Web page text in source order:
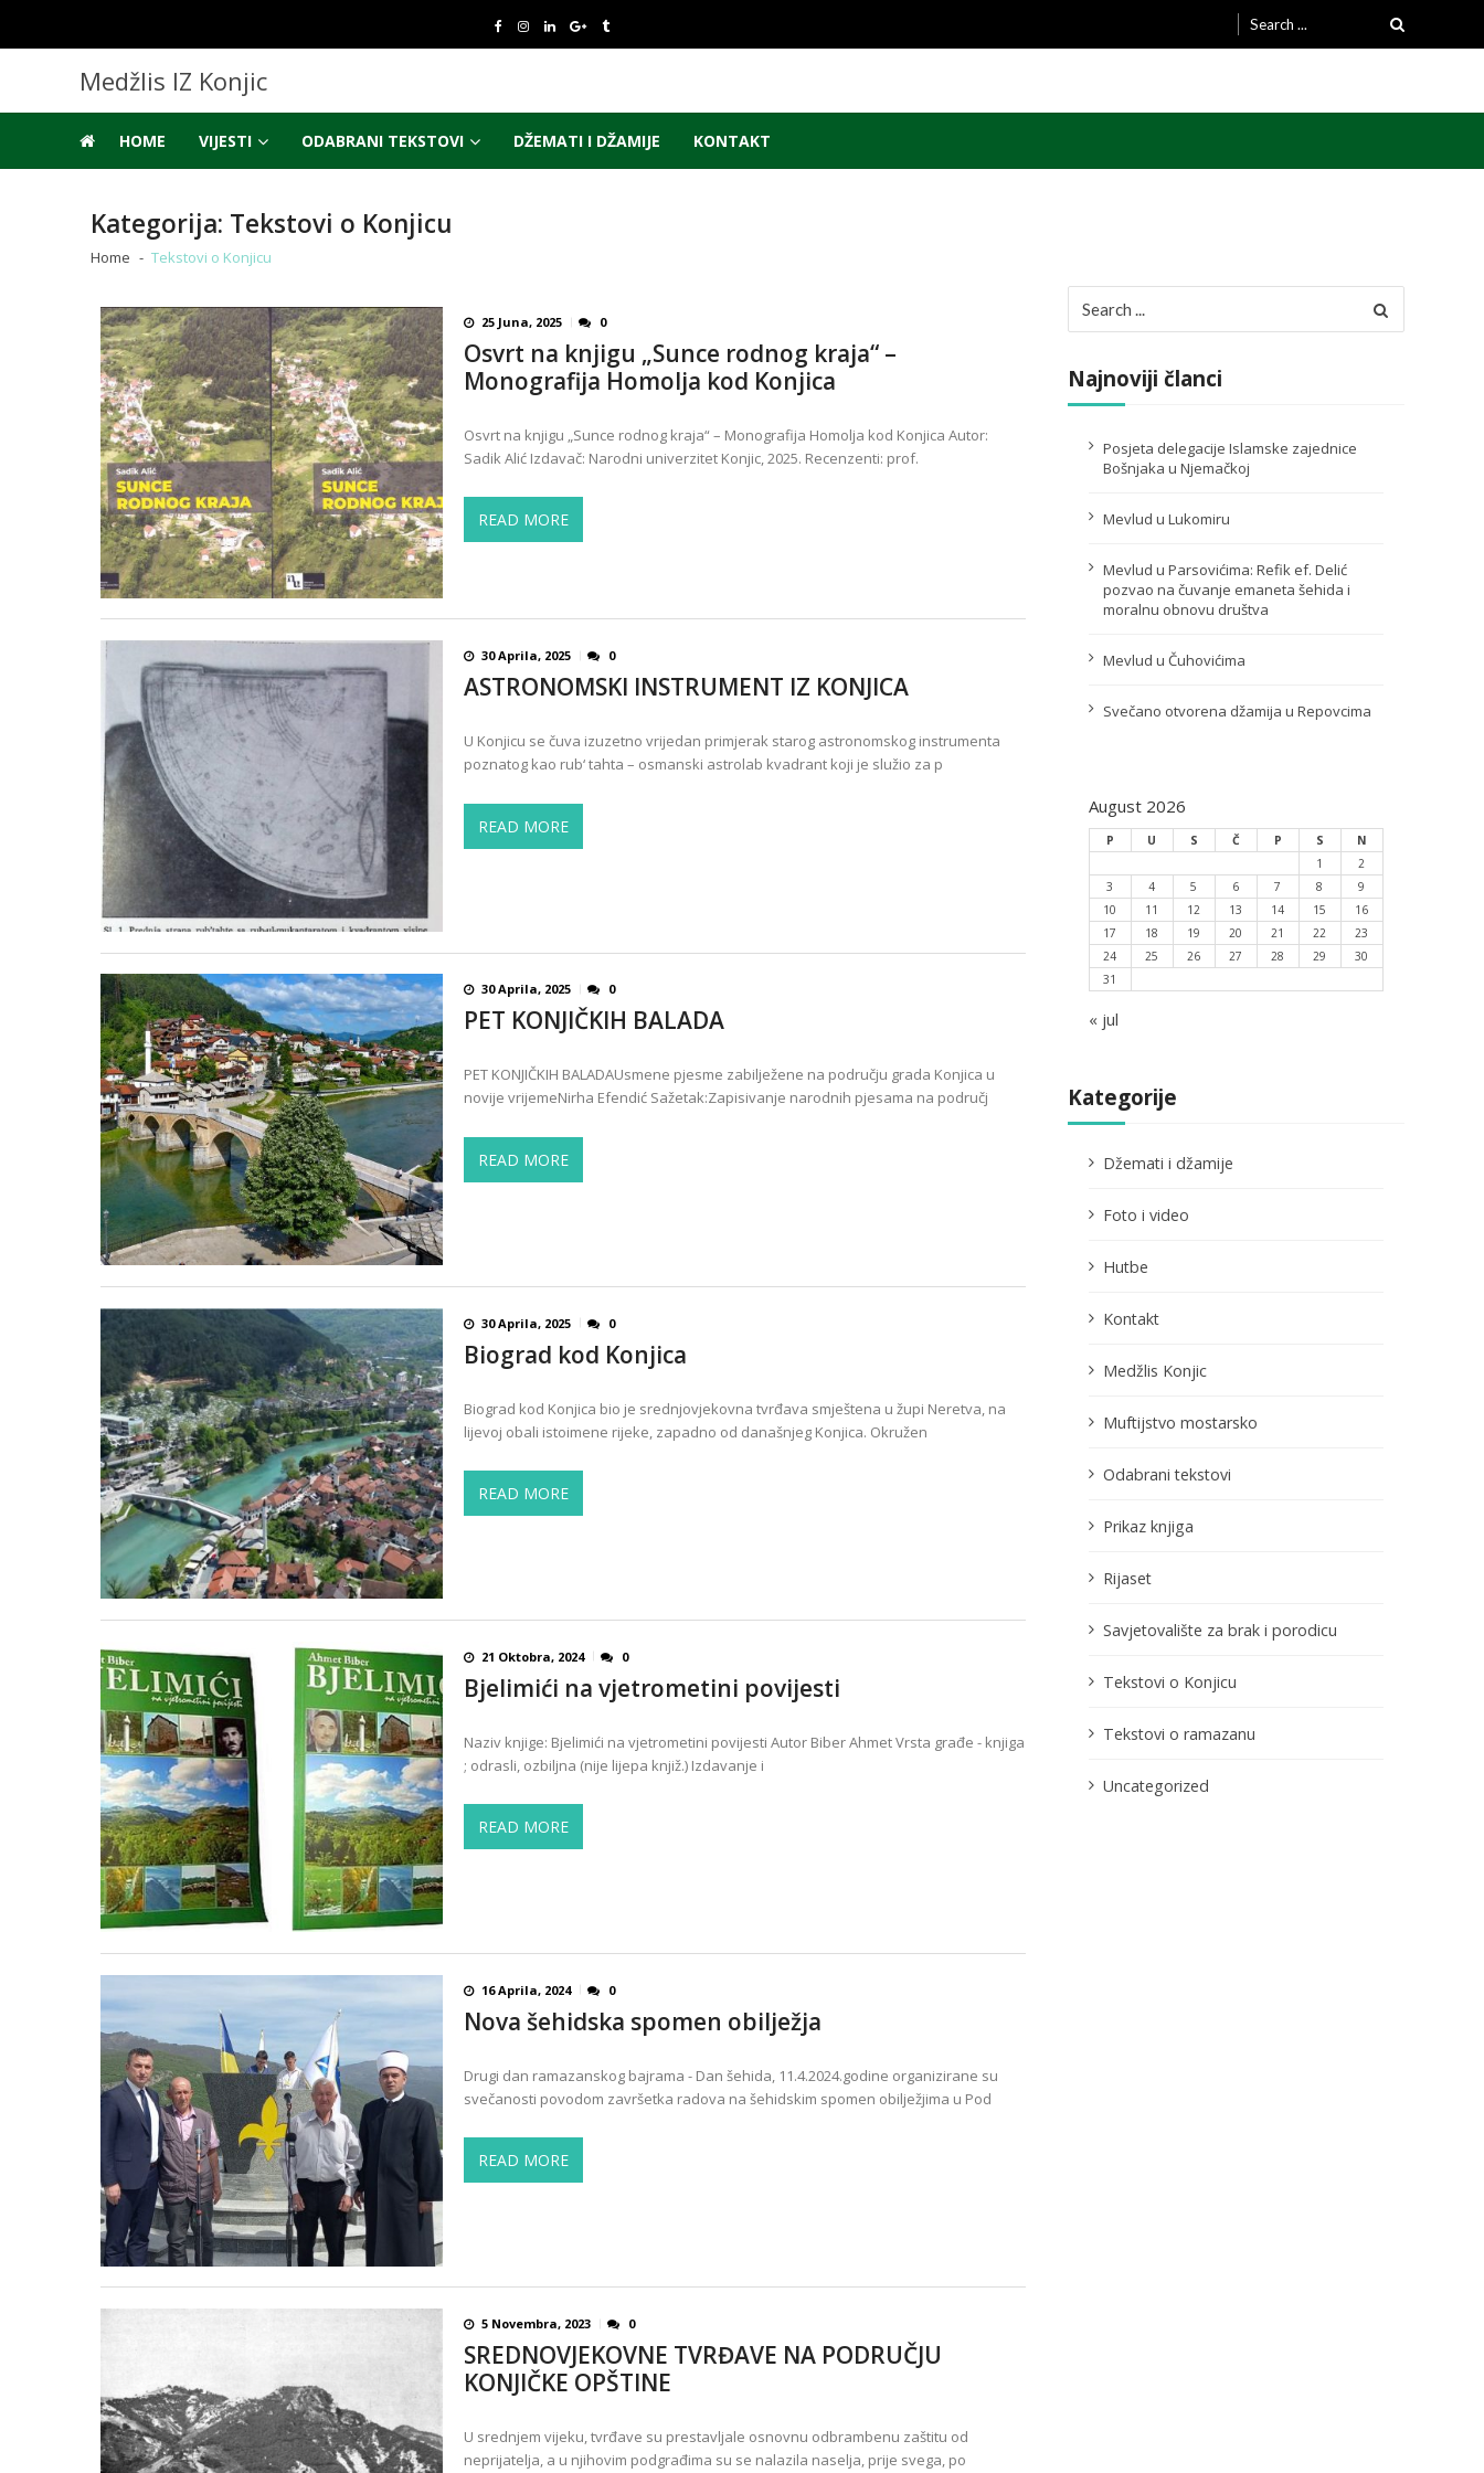
navigation
content
Search
for:
Medžlis IZ Konjic
HOME VIJESTI ODABRANI TEKSTOVI DŽEMATI I DŽAMIJE KONTAKT
Kategorija: Tekstovi o Konjicu
Home Tekstovi o Konjicu
25 Juna, 2025 0
Osvrt na knjigu „Sunce rodnog kraja“ –
Monografija Homolja kod Konjica
Osvrt na knjigu „Sunce rodnog kraja“ – Monografija Homolja kod Konjica Autor:
Sadik Alić Izdavač: Narodni univerzitet Konjic, 2025. Recenzenti: prof.
READ MORE
30 Aprila, 2025 0
ASTRONOMSKI INSTRUMENT IZ KONJICA
U Konjicu se čuva izuzetno vrijedan primjerak starog astronomskog instrumenta
poznatog kao rub‘ tahta – osmanski astrolab kvadrant koji je služio za p
READ MORE
30 Aprila, 2025 0
PET KONJIČKIH BALADA
PET KONJIČKIH BALADAUsmene pjesme zabilježene na području grada Konjica u
novije vrijemeNirha Efendić Sažetak:Zapisivanje narodnih pjesama na područj
READ MORE
30 Aprila, 2025 0
Biograd kod Konjica
Biograd kod Konjica bio je srednjovjekovna tvrđava smještena u župi Neretva, na
lijevoj obali istoimene rijeke, zapadno od današnjeg Konjica. Okružen
READ MORE
21 Oktobra, 2024 0
Bjelimići na vjetrometini povijesti
Naziv knjige: Bjelimići na vjetrometini povijesti Autor Biber Ahmet Vrsta građe - knjiga
; odrasli, ozbiljna (nije lijepa knjiž.) Izdavanje i
READ MORE
16 Aprila, 2024 0
Nova šehidska spomen obilježja
Drugi dan ramazanskog bajrama - Dan šehida, 11.4.2024.godine organizirane su
svečanosti povodom završetka radova na šehidskim spomen obilježjima u Pod
READ MORE
5 Novembra, 2023 0
SREDNOVJEKOVNE TVRĐAVE NA PODRUČJU
KONJIČKE OPŠTINE
U srednjem vijeku, tvrđave su prestavljale osnovnu odbrambenu zaštitu od
neprijatelja, a u njihovim podgrađima su se nalazila naselja, prije svega, po
for:
Najnoviji članci
Posjeta delegacije Islamske zajednice
Bošnjaka u Njemačkoj
Mevlud u Lukomiru
Mevlud u Parsovićima: Refik ef. Delić
pozvao na čuvanje emaneta šehida i
moralnu obnovu društva
Mevlud u Čuhovićima
Svečano otvorena džamija u Repovcima
August 2026
P U S Č P S
N
1
2
3
4 5 6 7 8
9
10
11 12 13 14 15
16
17
18 19 20 21 22
23
24
25 26 27 28 29
30
31
« jul
Kategorije
Džemati i džamije
Foto i video
Hutbe
Kontakt
Medžlis Konjic
Muftijstvo mostarsko
Odabrani tekstovi
Prikaz knjiga
Rijaset
Savjetovalište za brak i porodicu
Tekstovi o Konjicu
Tekstovi o ramazanu
Uncategorized